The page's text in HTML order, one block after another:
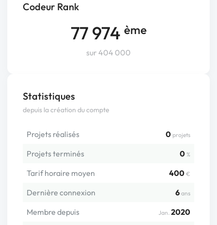
Codeur Rank
77 974 ème
sur 404 000
Statistiques
depuis la création du compte
Projets réalisés 0 projets
Projets terminés 0 %
Tarif horaire moyen 400 €
Dernière connexion 6 ans
Membre depuis Jan. 2020